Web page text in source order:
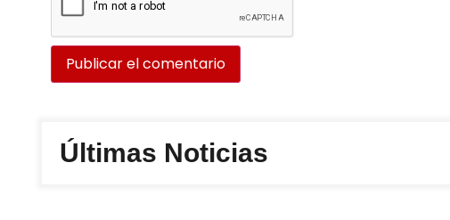
Últimas Noticias